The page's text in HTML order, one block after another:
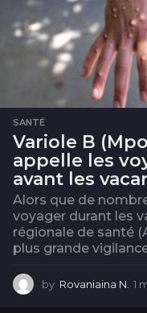
SANTÉ
Variole B
appelle les
avant les
Alors que de
voyager durant les
régionale de santé
plus grande
by Rovaniaina N. 1